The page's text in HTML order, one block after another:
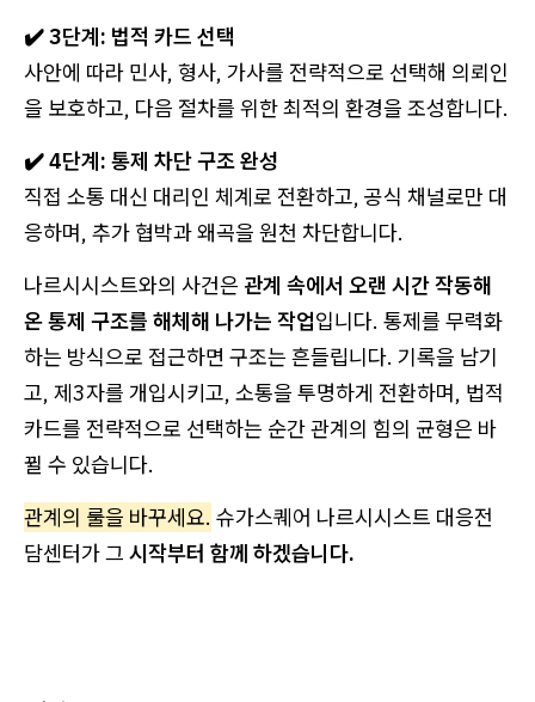
✔️ 3단계: 법적 카드 선택
사안에 따라 민사, 형사, 가사를 전략적으로 선택해 의뢰인
을 보호하고, 다음 절차를 위한 최적의 환경을 조성합니다.
✔️ 4단계: 통제 차단 구조 완성
직접 소통 대신 대리인 체계로 전환하고, 공식 채널로만 대
응하며, 추가 협박과 왜곡을 원천 차단합니다.
나르시시스트와의 사건은 관계 속에서 오랜 시간 작동해
온 통제 구조를 해체해 나가는 작업입니다. 통제를 무력화
하는 방식으로 접근하면 구조는 흔들립니다. 기록을 남기
고, 제3자를 개입시키고, 소통을 투명하게 전환하며, 법적
카드를 전략적으로 선택하는 순간 관계의 힘의 균형은 바
뀔 수 있습니다.
관계의 룰을 바꾸세요. 슈가스퀘어 나르시시스트 대응전
담센터가 그 시작부터 함께 하겠습니다.